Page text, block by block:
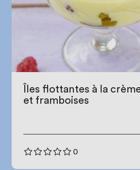
Îles flottantes à la
et framboises
0